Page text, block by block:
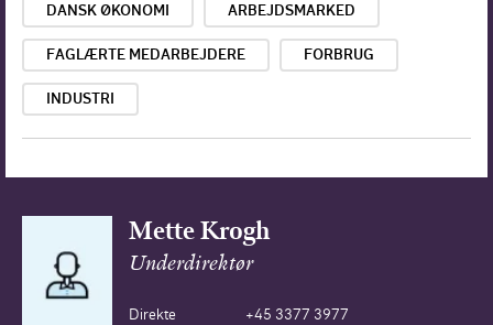
DANSK ØKONOMI ARBEJDSMARKED
FAGLÆRTE MEDARBEJDERE FORBRUG
INDUSTRI
Mette Krogh
Underdirektør
Direkte
+45 3377 3977